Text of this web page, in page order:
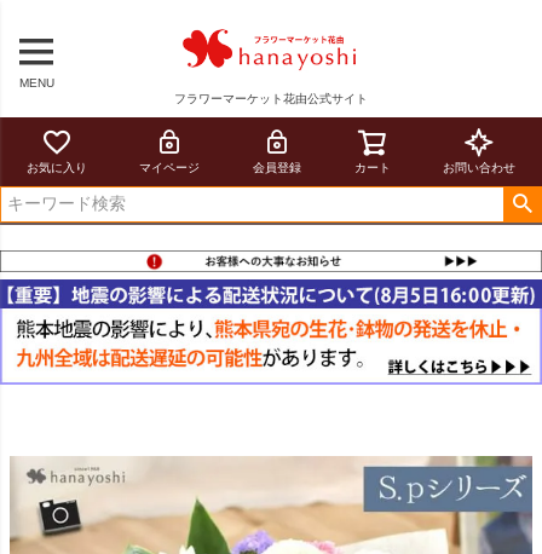
MENU
フラワーマーケット花由公式サイト
お気に入り マイページ 会員登録 カート お問い合わせ